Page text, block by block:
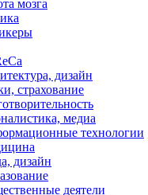
мозга
дизайн
страхование
медиа
технологии
дизайн
деятели